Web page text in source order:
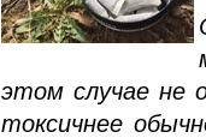
этом случае не
токсичнее